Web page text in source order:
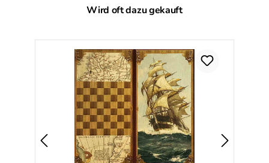
Produktgalerie überspringen
Wird oft dazu gekauft